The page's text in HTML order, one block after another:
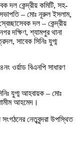
দল কেন্দ্রীয় কমিটি, সহ-
– মোঃ নূরুল ইসলাম,
দল – কেন্দ্রীয়
দক্ষিণ, শ্যামপুর থানা
সাবেক সিনিঃ যুগ্ম
ওর্য়াড বিএনপি সাধারণ
যুগ্ম আহবায়ক – মোঃ
আহমেদ।
নেতৃবৃন্দরা উপস্থিত